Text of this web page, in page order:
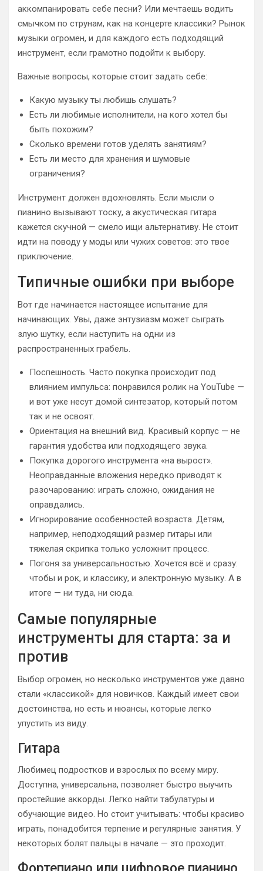
аккомпанировать себе песни? Или мечтаешь водить
смычком по струнам, как на концерте классики? Рынок
музыки огромен, и для каждого есть подходящий
инструмент, если грамотно подойти к выбору.
Важные вопросы, которые стоит задать себе:
Какую музыку ты любишь слушать?
Есть ли любимые исполнители, на кого хотел бы
быть похожим?
Сколько времени готов уделять занятиям?
Есть ли место для хранения и шумовые
ограничения?
Инструмент должен вдохновлять. Если мысли о
пианино вызывают тоску, а акустическая гитара
кажется скучной — смело ищи альтернативу. Не стоит
идти на поводу у моды или чужих советов: это твое
приключение.
Типичные ошибки при выборе
Вот где начинается настоящее испытание для
начинающих. Увы, даже энтузиазм может сыграть
злую шутку, если наступить на одни из
распространенных грабель.
Поспешность. Часто покупка происходит под
влиянием импульса: понравился ролик на YouTube —
и вот уже несут домой синтезатор, который потом
так и не освоят.
Ориентация на внешний вид. Красивый корпус — не
гарантия удобства или подходящего звука.
Покупка дорогого инструмента «на вырост».
Неоправданные вложения нередко приводят к
разочарованию: играть сложно, ожидания не
оправдались.
Игнорирование особенностей возраста. Детям,
например, неподходящий размер гитары или
тяжелая скрипка только усложнит процесс.
Погоня за универсальностью. Хочется всё и сразу:
чтобы и рок, и классику, и электронную музыку. А в
итоге — ни туда, ни сюда.
Самые популярные
инструменты для старта: за и
против
Выбор огромен, но несколько инструментов уже давно
стали «классикой» для новичков. Каждый имеет свои
достоинства, но есть и нюансы, которые легко
упустить из виду.
Гитара
Любимец подростков и взрослых по всему миру.
Доступна, универсальна, позволяет быстро выучить
простейшие аккорды. Легко найти табулатуры и
обучающие видео. Но стоит учитывать: чтобы красиво
играть, понадобится терпение и регулярные занятия. У
некоторых болят пальцы в начале — это проходит.